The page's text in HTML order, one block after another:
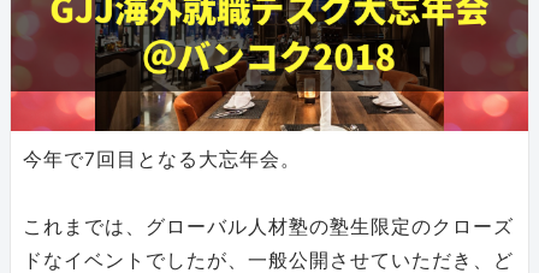
今年で7回目となる大忘年会。
これまでは、グローバル人材塾の塾生限定のクローズ
ドなイベントでしたが、一般公開させていただき、ど